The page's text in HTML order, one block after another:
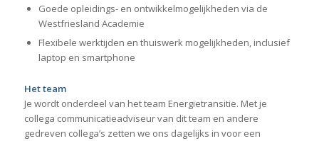
Goede opleidings- en ontwikkelmogelijkheden via de
Westfriesland Academie
Flexibele werktijden en thuiswerk mogelijkheden, inclusief
laptop en smartphone
Het team
Je wordt onderdeel van het team Energietransitie. Met je
collega communicatieadviseur van dit team en andere
gedreven collega’s zetten we ons dagelijks in voor een